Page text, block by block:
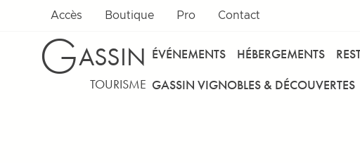
Accès Boutique Pro Contact
GASSIN
TOURISME
ÉVÉNEMENTS HÉBERGEMENTS
GASSIN VIGNOBLES & DÉCOUVERTES